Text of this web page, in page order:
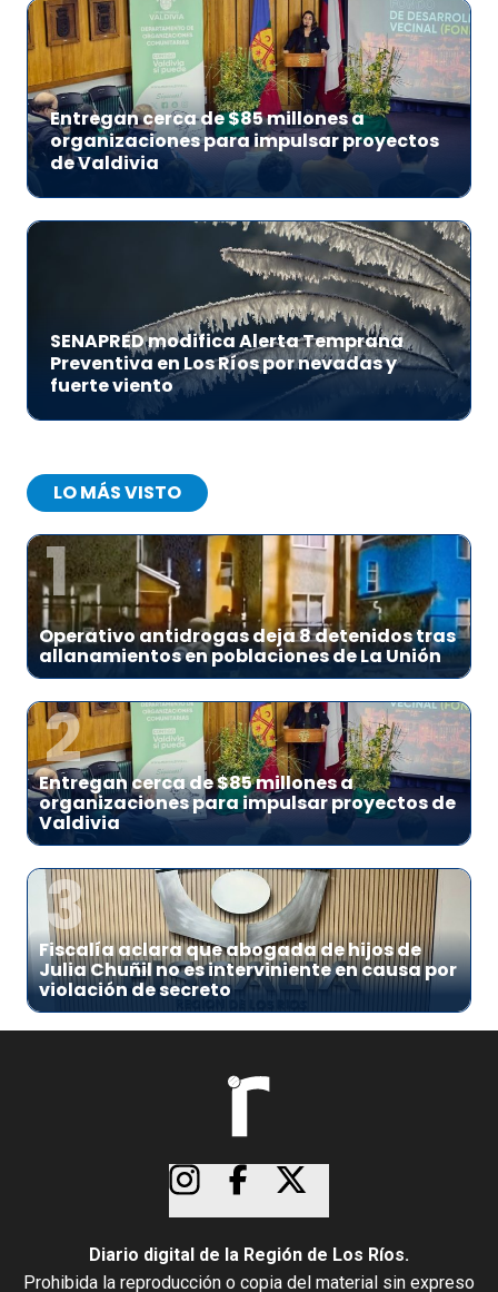
Entregan cerca de $85 millones a
organizaciones para impulsar proyectos
de Valdivia
SENAPRED modifica Alerta Temprana
Preventiva en Los Ríos por nevadas y
fuerte viento
LO MÁS VISTO
1
Operativo antidrogas deja 8 detenidos tras
allanamientos en poblaciones de La Unión
2
Entregan cerca de $85 millones a
organizaciones para impulsar proyectos de
Valdivia
3
Fiscalía aclara que abogada de hijos de
Julia Chuñil no es interviniente en causa por
violación de secreto
Diario digital de la Región de Los Ríos.
Prohibida la reproducción o copia del material sin expreso